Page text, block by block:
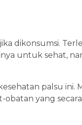
dikonsumsi.
untuk sehat,
palsu ini.
obatan yang